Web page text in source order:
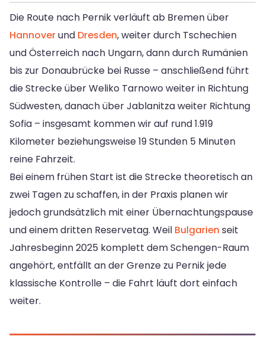
Die Route nach Pernik verläuft ab Bremen über
Hannoverund Dresden, weiter durch Tschechien
und Österreich nach Ungarn, dann durch Rumänien
bis zur Donaubrücke bei Russe – anschließend führt
die Strecke über Weliko Tarnowo weiter in Richtung
Südwesten, danach über Jablanitza weiter Richtung
Sofia – insgesamt kommen wir auf rund 1.919
Kilometer beziehungsweise 19 Stunden 5 Minuten
reine Fahrzeit.
Bei einem frühen Start ist die Strecke theoretisch an
zwei Tagen zu schaffen, in der Praxis planen wir
jedoch grundsätzlich mit einer Übernachtungspause
und einem dritten Reservetag. Weil Bulgarien seit
Jahresbeginn 2025 komplett dem Schengen-Raum
angehört, entfällt an der Grenze zu Pernik jede
klassische Kontrolle – die Fahrt läuft dort einfach
weiter.